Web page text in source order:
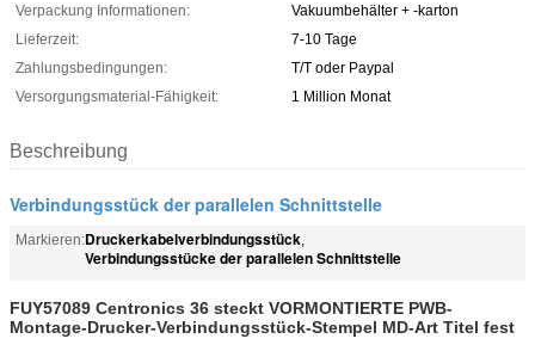
Verpackung Informationen:
Vakuumbehälter + -karton
Lieferzeit:
7-10 Tage
Zahlungsbedingungen:
T/T oder Paypal
Versorgungsmaterial-Fähigkeit:
1 Million Monat
Beschreibung
Verbindungsstück der parallelen Schnittstelle
Markieren:Druckerkabelverbindungsstück,
Verbindungsstücke der parallelen Schnittstelle
FUY57089 Centronics 36 steckt VORMONTIERTE PWB-
Montage-Drucker-Verbindungsstück-Stempel MD-Art Titel fest